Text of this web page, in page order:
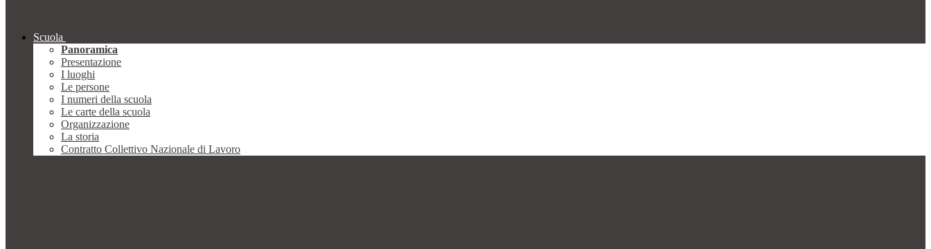
Scuola
Panoramica
Presentazione
I luoghi
Le persone
I numeri della scuola
Le carte della scuola
Organizzazione
La storia
Contratto Collettivo Nazionale di Lavoro